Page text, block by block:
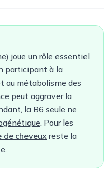
joue un rôle essentiel
participant à la
au métabolisme des
peut aggraver la
la B6 seule ne
. Pour les
de cheveux reste la